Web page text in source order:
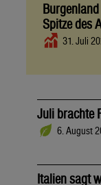
Spitze des
31. Juli
Juli brachte
6. August
Italien sagt